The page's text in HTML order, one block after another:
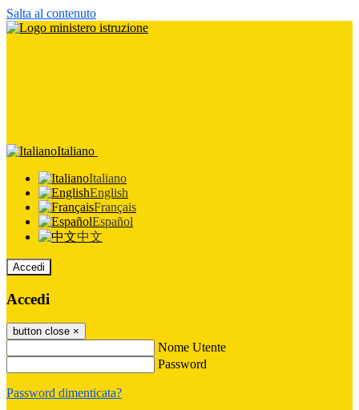
Salta al contenuto
Italiano
Italiano
English
Français
Español
中文
Accedi
Accedi
button close ×
Nome Utente
Password
Password dimenticata?